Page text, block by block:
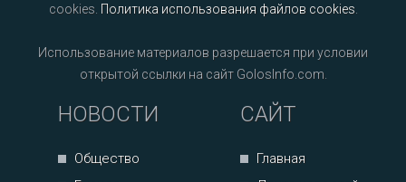
cookies. Политика использования файлов cookies
Использование материалов разрешается при условии
открытой ссылки на сайт GolosInfo.com.
НОВОСТИ
Общество
САЙТ
Главная